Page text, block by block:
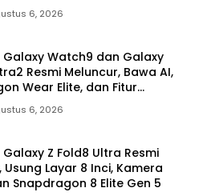
6, 2026
Galaxy Watch9 dan Galaxy
Resmi Meluncur, Bawa AI,
Wear Elite, dan Fitur
Baru6, 2026
Z Fold8 Ultra Resmi
Usung Layar 8 Inci, Kamera
Snapdragon 8 Elite Gen 5